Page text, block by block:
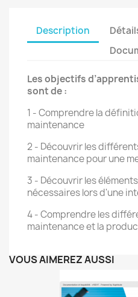
Description
Les objectifs
sont de :
1 - Comprendre la
maintenance
2 - Découvrir les
maintenance pour une
3 - Découvrir les
nécessaires lors d'une
4 - Comprendre les
maintenance et la
VOUS AIMEREZ AUSSI